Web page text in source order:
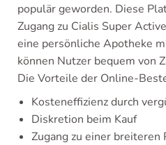
populär geworden. Diese
Zugang zu Cialis Super
eine persönliche Apotheke
können Nutzer bequem von
Die Vorteile der Online-
Kosteneffizienz durch
Diskretion beim Kauf
Zugang zu einer